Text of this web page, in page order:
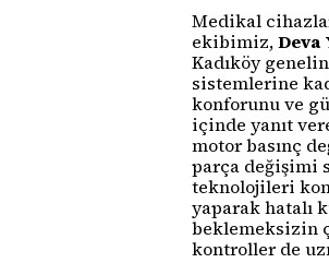
Medikal
ekibimiz,Deva
Kadıköy
sistemlerine
konforunu ve
içinde yanıt
motor basınç
parça değişimi
teknolojileri
yaparak hatalı
beklemeksizin
kontroller de